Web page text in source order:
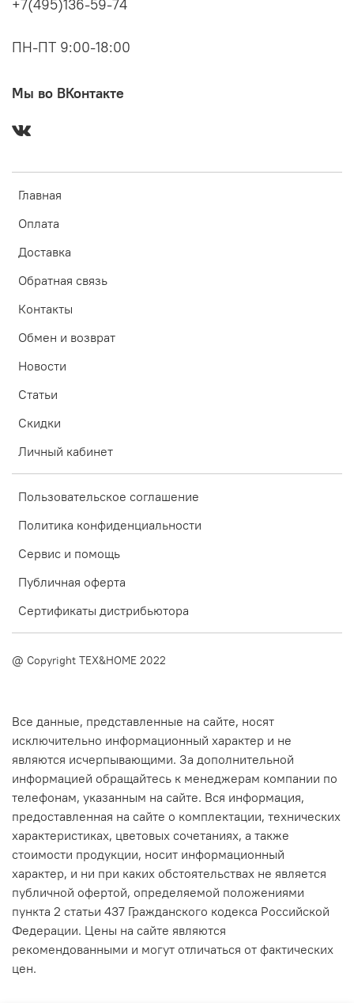
Главная
Оплата
Доставка
Обратная связь
Контакты
Обмен и возврат
Новости
Статьи
Скидки
Личный кабинет
Пользовательское соглашение
Политика конфиденциальности
Сервис и помощь
Публичная оферта
Сертификаты дистрибьютора
+7(495)136-59-74
ПН-ПТ 9:00-18:00
Мы во ВКонтакте
@ Copyright TEX&HOME 2022
Все данные, представленные на сайте, носят
исключительно информационный характер и не
являются исчерпывающими. За дополнительной
информацией обращайтесь к менеджерам компании по
телефонам, указанным на сайте. Вся информация,
предоставленная на сайте о комплектации, технических
характеристиках, цветовых сочетаниях, а также
стоимости продукции, носит информационный
характер, и ни при каких обстоятельствах не является
публичной офертой, определяемой положениями
пункта 2 статьи 437 Гражданского кодекса Российской
Федерации. Цены на сайте являются
рекомендованными и могут отличаться от фактических
цен.